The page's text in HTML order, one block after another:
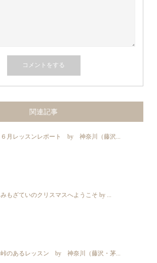
関連記事
６月レッスンレポート by 神奈川（藤沢...
みもざていのクリスマスへようこそ by ...
峠のあるレッスン by 神奈川（藤沢・茅...